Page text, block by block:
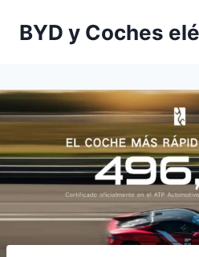
BYD y Coches